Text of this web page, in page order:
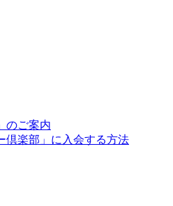
のご案内
倶楽部」に入会する方法